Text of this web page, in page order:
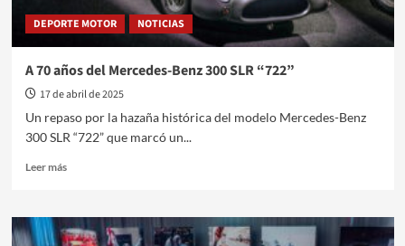
Argentina
DEPORTE MOTOR NOTICIAS
A 70 años del Mercedes-Benz 300 SLR “722”
17 de abril de 2025
Un repaso por la hazaña histórica del modelo Mercedes-Benz
300 SLR “722” que marcó un...
Leer másLeer
A
70